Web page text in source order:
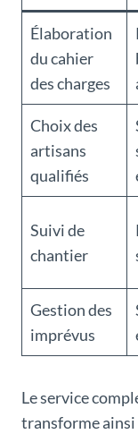
Élaboration
du cahier
des charges
Choix des
artisans
qualifiés
Suivi de
chantier
Gestion des
imprévus
Le service
transforme